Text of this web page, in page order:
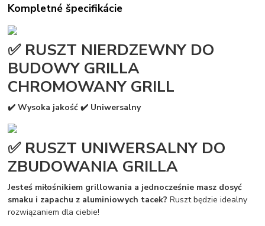
Kompletné špecifikácie
✅ RUSZT NIERDZEWNY DO
BUDOWY GRILLA
CHROMOWANY GRILL
✔️ Wysoka jakość ✔️ Uniwersalny
✅ RUSZT UNIWERSALNY DO
ZBUDOWANIA GRILLA
Jesteś miłośnikiem grillowania a jednocześnie masz dosyć
smaku i zapachu z aluminiowych tacek? Ruszt będzie idealny
rozwiązaniem dla ciebie!